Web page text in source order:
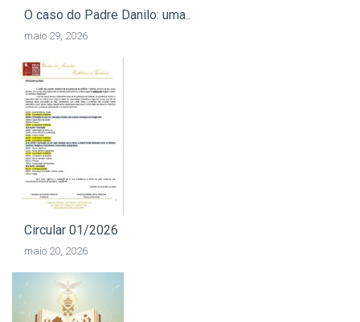
O caso do Padre Danilo: uma..
maio 29, 2026
Circular 01/2026
maio 20, 2026